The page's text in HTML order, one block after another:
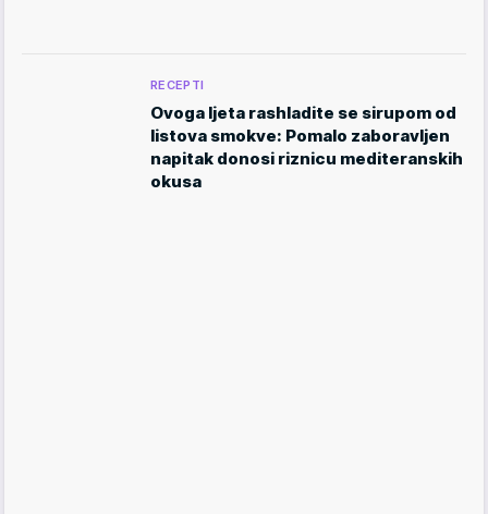
RECEPTI
Ovoga ljeta rashladite se sirupom od
listova smokve: Pomalo zaboravljen
napitak donosi riznicu mediteranskih
okusa